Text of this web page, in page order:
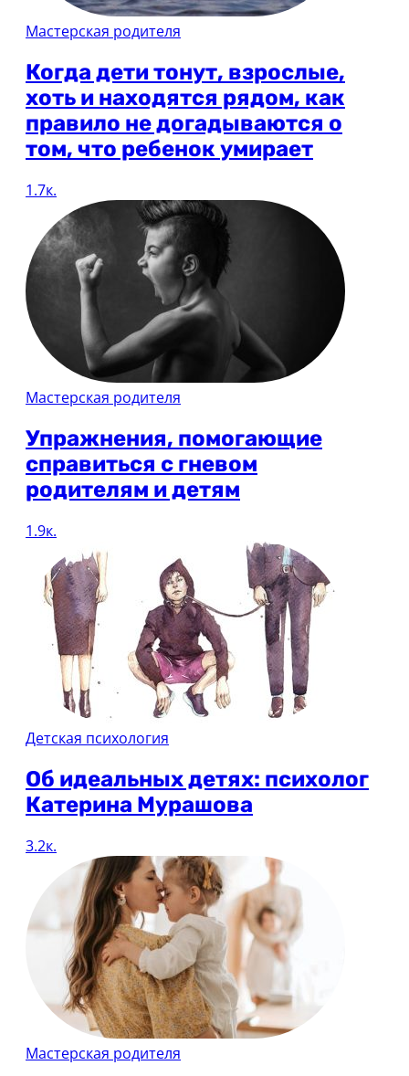
Мастерская родителя
Когда дети тонут, взрослые,
хоть и находятся рядом, как
правило не догадываются о
том, что ребенок умирает
1.7к.
Мастерская родителя
Упражнения, помогающие
справиться с гневом
родителям и детям
1.9к.
Детская психология
Об идеальных детях: психолог
Катерина Мурашова
3.2к.
Мастерская родителя